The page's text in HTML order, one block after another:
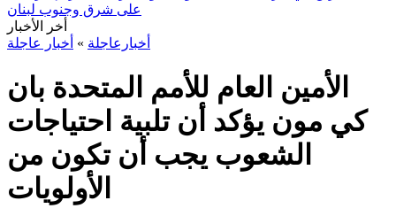
على شرق وجنوب لبنان
أخر الأخبار
أخبارعاجلة » أخبار عاجلة
الأمين العام للأمم المتحدة بان
كي مون يؤكد أن تلبية احتياجات
الشعوب يجب أن تكون من
الأولويات